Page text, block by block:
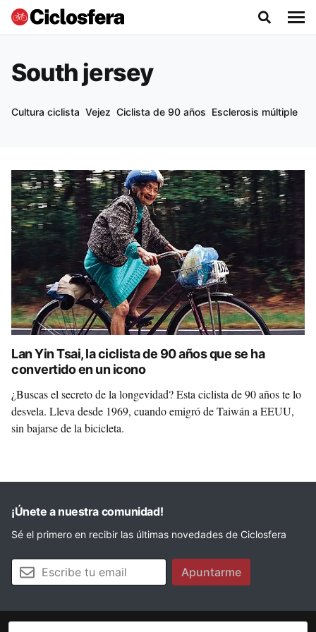
South jersey
Cultura ciclista Vejez Ciclista de 90 años Esclerosis múltiple
Lan Yin Tsai, la ciclista de 90 años que se ha
convertido en un icono
¿Buscas el secreto de la longevidad? Esta ciclista de 90 años te lo
desvela. Lleva desde 1969, cuando emigró de Taiwán a EEUU,
sin bajarse de la bicicleta.
¡Únete a nuestra comunidad!
Sé el primero en recibir las últimas novedades de Ciclosfera
Tu email Apuntarme